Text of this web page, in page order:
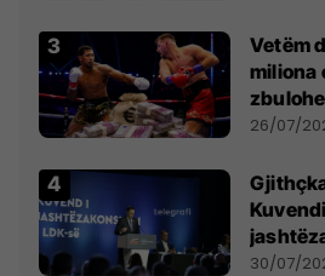
Vetëm
miliona
e
26/07/
së
30/07/